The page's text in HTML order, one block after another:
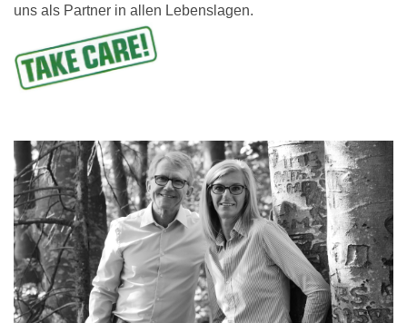
uns als Partner in allen Lebenslagen.